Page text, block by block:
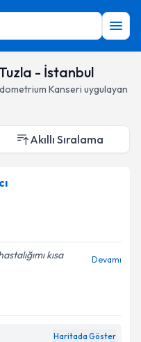
- İstanbul
Kanseri uygulayan
Akıllı Sıralama
kısa
Devamı
Haritada Göster